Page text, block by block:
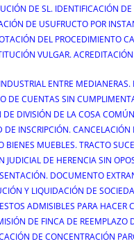
DE SL. IDENTIFICACIÓN
DE USUFRUCTO POR
DEL PROCEDIMIENTO
VULGAR. ACREDITACIÓN
ENTRE MEDIANERAS.
DE CUENTAS SIN
DIVISIÓN DE LA COSA
INSCRIPCIÓN. CANCELACIÓN
BIENES MUEBLES. TRACTO
DE HERENCIA SIN
DOCUMENTO
Y LIQUIDACIÓN DE
ADMISIBLES PARA HACER
DE FINCA DE REEMPLAZO
DE CONCENTRACIÓN